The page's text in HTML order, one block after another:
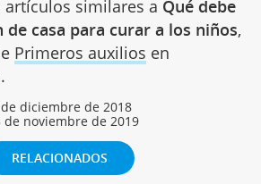
artículos similares a Qué debe
casa para curar a los niños,
Primeros auxilios en
diciembre de 2018
de noviembre de 2019
RELACIONADOS